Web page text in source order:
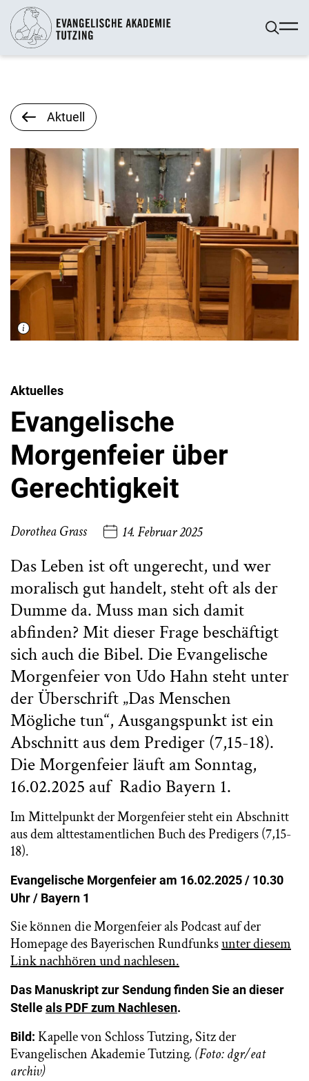
Aktuell
Aktuelles
Evangelische
Morgenfeier über
Gerechtigkeit
Dorothea Grass 14. Februar 2025
Das Leben ist oft ungerecht, und wer
moralisch gut handelt, steht oft als der
Dumme da. Muss man sich damit
abfinden? Mit dieser Frage beschäftigt
sich auch die Bibel. Die Evangelische
Morgenfeier von Udo Hahn steht unter
der Überschrift „Das Menschen
Mögliche tun“, Ausgangspunkt ist ein
Abschnitt aus dem Prediger (7,15-18).
Die Morgenfeier läuft am Sonntag,
16.02.2025 auf Radio Bayern 1.
Im Mittelpunkt der Morgenfeier steht ein Abschnitt
aus dem alttestamentlichen Buch des Predigers (7,15-
18).
Evangelische Morgenfeier am 16.02.2025 / 10.30
Uhr / Bayern 1
Sie können die Morgenfeier als Podcast auf der
Homepage des Bayerischen Rundfunksunter diesem
Link nachhören und nachlesen.
Das Manuskript zur Sendung finden Sie an dieser
Stelleals PDF zum Nachlesen.
Bild: Kapelle von Schloss Tutzing, Sitz der
Evangelischen Akademie Tutzing. (Foto: dgr/eat
archiv)